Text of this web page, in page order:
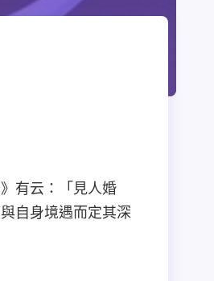
有云：「見人婚
自身境遇而定其深